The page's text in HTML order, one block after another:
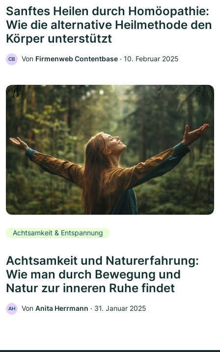
Sanftes Heilen durch Homöopathie:
Wie die alternative Heilmethode den
Körper unterstützt
CB Von Firmenweb Contentbase ‧ 10. Februar 2025
Achtsamkeit & Entspannung
Achtsamkeit und Naturerfahrung:
Wie man durch Bewegung und
Natur zur inneren Ruhe findet
AH Von Anita Herrmann ‧ 31. Januar 2025